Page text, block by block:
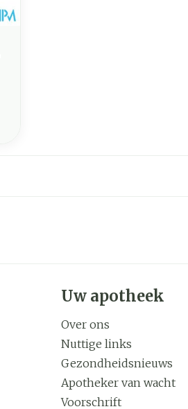
Uw apotheek
Over ons
Nuttige links
Gezondheidsnieuws
Apotheker van wacht
Voorschrift